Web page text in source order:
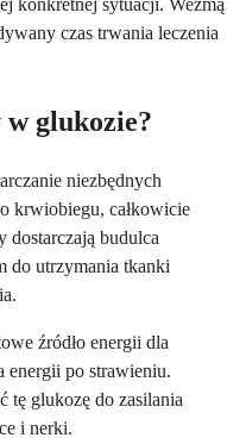
czas trwania leczenia
w glukozie?
niezbędnych
krwiobiegu, całkowicie
dostarczają budulca
do utrzymania tkanki
źródło energii dla
energii po strawieniu.
tę glukozę do zasilania
i nerki.